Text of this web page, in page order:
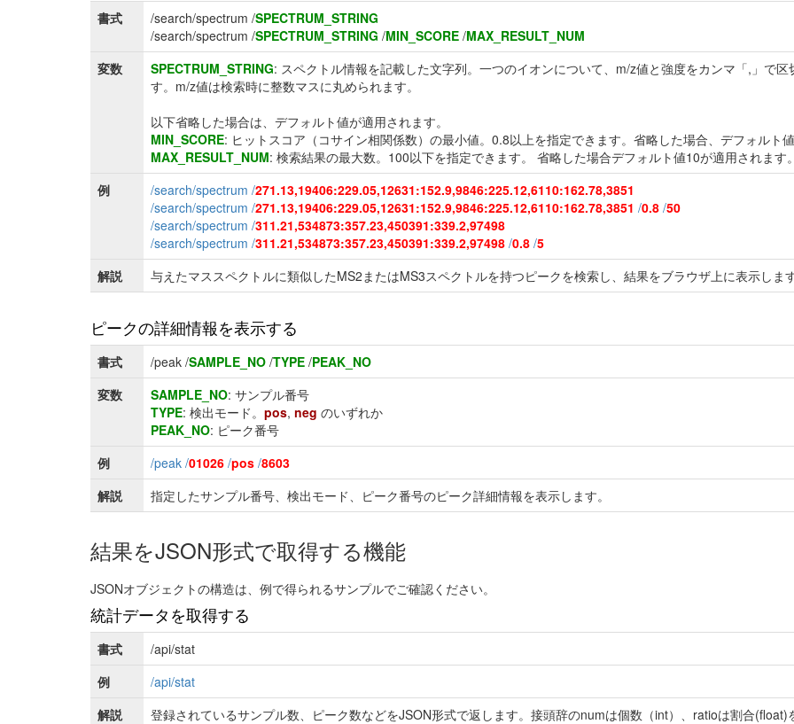
書式 /search/spectrum /SPECTRUM_STRING
/search/spectrum /SPECTRUM_STRING /MIN_SCORE /MAX_RESULT_NUM
変数
SPECTRUM_STRING: スペクトル情報を記載した文字列。一つのイオンについて、m/z値と強度をカンマ「,」で
す。m/z値は検索時に整数マスに丸められます。
以下省略した場合は、デフォルト値が適用されます。
MIN_SCORE: ヒットスコア（コサイン相関係数）の最小値。0.8以上を指定できます。省略した場合、デフォルト
MAX_RESULT_NUM: 検索結果の最大数。100以下を指定できます。 省略した場合デフォルト値10が適用されます。
例
/search/spectrum /271.13,19406:229.05,12631:152.9,9846:225.12,6110:162.78,3851
/search/spectrum /271.13,19406:229.05,12631:152.9,9846:225.12,6110:162.78,3851 /0.8 /50
/search/spectrum /311.21,534873:357.23,450391:339.2,97498
/search/spectrum /311.21,534873:357.23,450391:339.2,97498 /0.8 /5
解説
与えたマススペクトルに類似したMS2またはMS3スペクトルを持つピークを検索し、結果をブラウザ上に表示します
ピークの詳細情報を表示する
書式 /peak /SAMPLE_NO /TYPE /PEAK_NO
変数
SAMPLE_NO: サンプル番号
TYPE: 検出モード。 pos, neg のいずれか
PEAK_NO: ピーク番号
例
/peak /01026 /pos /8603
解説
指定したサンプル番号、検出モード、ピーク番号のピーク詳細情報を表示します。
結果をJSON形式で取得する機能
JSONオブジェクトの構造は、例で得られるサンプルでご確認ください。
統計データを取得する
書式
/api/stat
例
/api/stat
解説
登録されているサンプル数、ピーク数などをJSON形式で返します。接頭辞のnumは個数（int）、ratioは割合(float)